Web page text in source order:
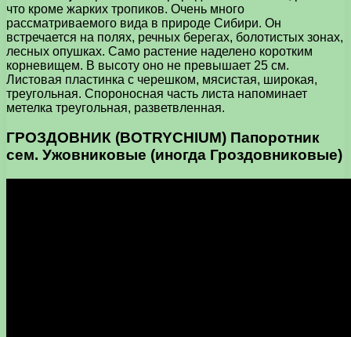
что кроме жарких тропиков. Очень много
рассматриваемого вида в природе Сибири. Он
встречается на полях, речных берегах, болотистых зонах,
лесных опушках. Само растение наделено коротким
корневищем. В высоту оно не превышает 25 см.
Листовая пластинка с черешком, мясистая, широкая,
треугольная. Спороносная часть листа напоминает
метелка треугольная, разветвленная.
ГРОЗДОВНИК (BOTRYCHIUM) Папоротник
сем. Ужовниковые (иногда Гроздовниковые)